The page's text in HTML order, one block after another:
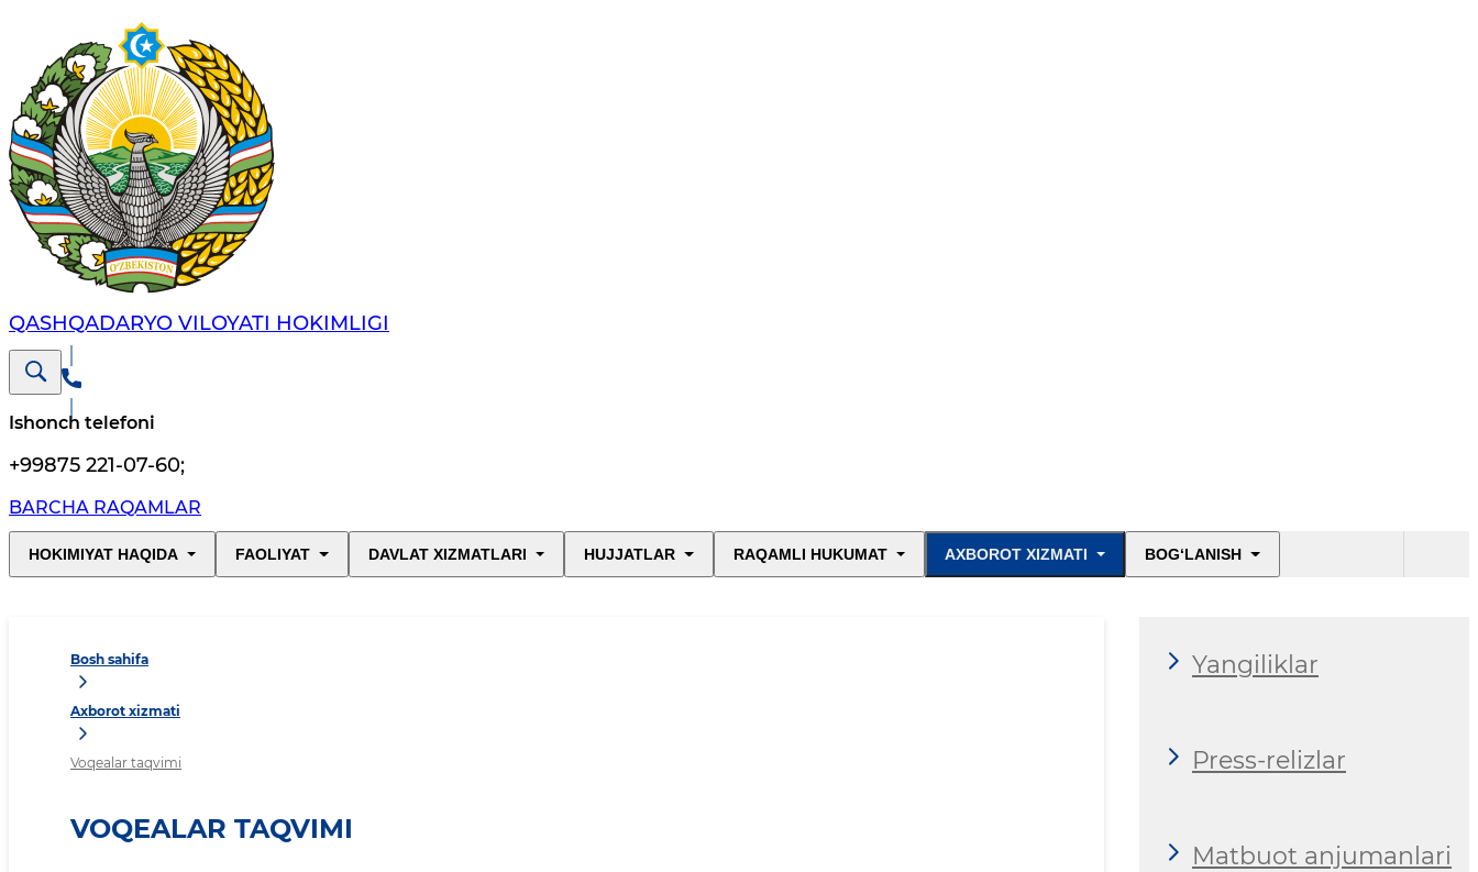
QASHQADARYO VILOYATI HОKIMLIGI
Ishonch telefoni
+99875 221-07-60;
BARCHA RAQAMLAR
HOKIMIYAT HAQIDA FAOLIYAT DAVLAT XIZMATLARI HUJJATLAR RAQAMLI HUKUMAT AXBOROT XIZMATI BOG‘LANISH
Bosh sahifa
Axborot xizmati
Voqealar taqvimi
VOQEALAR TAQVIMI
Yangiliklar
Press-relizlar
Matbuot anjumanlari